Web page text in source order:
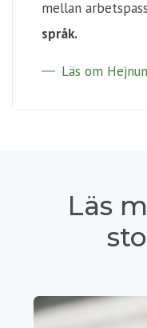
mellan
språk.
Läs om
Läs